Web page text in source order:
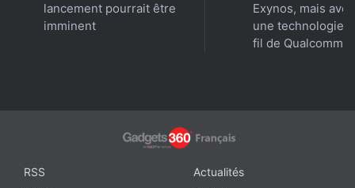
lancement pourrait être
imminent
Exynos, mais avec
une technologie
fil de Qualcomm
RSS
Actualités